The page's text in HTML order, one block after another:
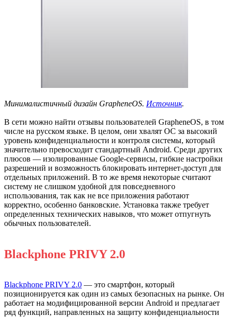
Минималистичный дизайн GrapheneOS. Источник.
В сети можно найти отзывы пользователей GrapheneOS, в том
числе на русском языке. В целом, они хвалят ОС за высокий
уровень конфиденциальности и контроля системы, который
значительно превосходит стандартный Android. Среди других
плюсов — изолированные Google-сервисы, гибкие настройки
разрешений и возможность блокировать интернет-доступ для
отдельных приложений. В то же время некоторые считают
систему не слишком удобной для повседневного
использования, так как не все приложения работают
корректно, особенно банковские. Установка также требует
определенных технических навыков, что может отпугнуть
обычных пользователей.
Blackphone PRIVY 2.0
Blackphone PRIVY 2.0 — это смартфон, который
позиционируется как один из самых безопасных на рынке. Он
работает на модифицированной версии Android и предлагает
ряд функций, направленных на защиту конфиденциальности